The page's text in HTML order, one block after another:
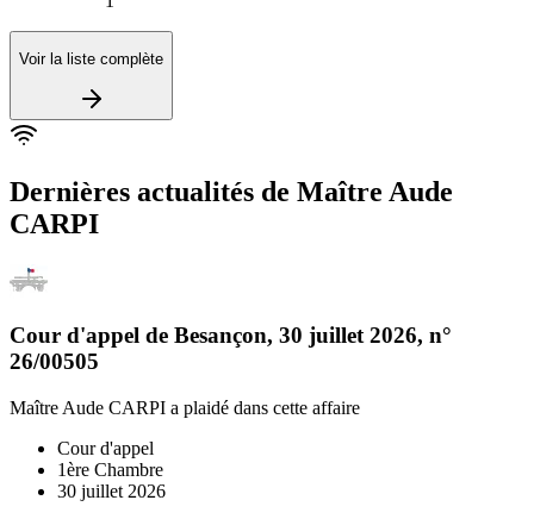
Voir la liste complète
Dernières actualités de Maître Aude
CARPI
Cour d'appel de Besançon, 30 juillet 2026, n°
26/00505
Maître Aude CARPI a plaidé dans cette affaire
Cour d'appel
1ère Chambre
30 juillet 2026